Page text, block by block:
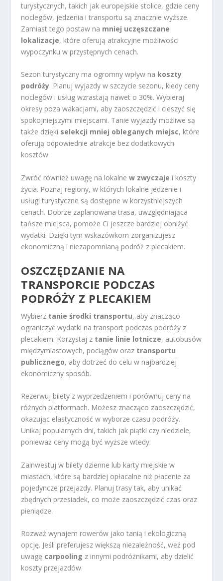
turystycznych, takich jak europejskie stolice, gdzie ceny
noclegów, jedzenia i transportu są znacznie wyższe.
Zamiast tego postaw na mniej uczęszczane
lokalizacje, które oferują atrakcyjne możliwości
wypoczynku w przystępnych cenach.
Sezon turystyczny ma ogromny wpływ na koszty
podróży. Planuj wyjazdy w szczycie sezonu, kiedy ceny
noclegów i usług wzrastają nawet o 30%. Wybieraj
okresy poza wakacjami, aby zaoszczędzić i cieszyć się
spokojniejszymi miejscami. Tanie wyjazdy możliwe są
także dzięki selekcji mniej obleganych miejsc, które
oferują odpowiednie atrakcje bez dodatkowych
kosztów.
Zwróć również uwagę na lokalnew zwyczaje i koszty
życia. Poznaj regiony, w których lokalne jedzenie i
usługi turystyczne są dostępne w korzystniejszych
cenach. Dobrze zaplanowana trasa, uwzględniająca
tańsze miejsca, pomoże Ci jeszcze bardziej obniżyć
wydatki. Dzięki tym wskazówkom zorganizujesz
ekonomiczną i niezapomnianą podróż z plecakiem.
OSZCZĘDZANIE NA
TRANSPORCIE PODCZAS
PODRÓŻY Z PLECAKIEM
Wybierz tanie środki transportu, aby znacząco
ograniczyć wydatki na transport podczas podróży z
plecakiem. Korzystaj z tanie linie lotnicze, autobusów
międzymiastowych, pociągów oraz transportu
publicznego, aby dotrzeć do celu w najbardziej
ekonomiczny sposób.
Rezerwuj bilety z wyprzedzeniem i porównuj ceny na
różnych platformach. Możesz znacząco zaoszczędzić,
okazując elastyczność w wyborze czasu podróży.
Unikaj popularnych dni, takich jak piątki czy niedziele,
ponieważ ceny mogą być wyższe wtedy.
Zainwestuj w bilety dzienne lub karty miejskie w
miastach, które są bardziej opłacalne niż płacenie za
pojedyncze przejazdy. Planuj trasy tak, aby unikać
zbędnych przesiadek, co może zaoszczędzić czas oraz
pieniądze.
Rozważ wynajem rowerów jako tanią i ekologiczną
opcję. Jeśli preferujesz większą niezależność, weź pod
uwagę carpooling z innymi podróżnikami, aby dzielić
koszty przejazdów.